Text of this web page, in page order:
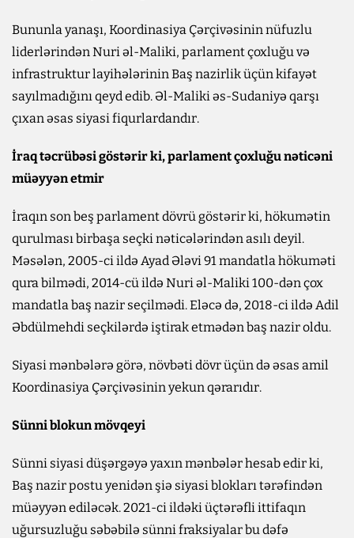
Bununla yanaşı, Koordinasiya Çərçivəsinin nüfuzlu
liderlərindən Nuri əl-Maliki, parlament çoxluğu və
infrastruktur layihələrinin Baş nazirlik üçün kifayət
sayılmadığını qeyd edib. Əl-Maliki əs-Sudaniyə qarşı
çıxan əsas siyasi fiqurlardandır.
İraq təcrübəsi göstərir ki, parlament çoxluğu nəticəni
müəyyən etmir
İraqın son beş parlament dövrü göstərir ki, hökumətin
qurulması birbaşa seçki nəticələrindən asılı deyil.
Məsələn, 2005-ci ildə Ayad Ələvi 91 mandatla hökuməti
qura bilmədi, 2014-cü ildə Nuri əl-Maliki 100-dən çox
mandatla baş nazir seçilmədi. Eləcə də, 2018-ci ildə Adil
Əbdülmehdi seçkilərdə iştirak etmədən baş nazir oldu.
Siyasi mənbələrə görə, növbəti dövr üçün də əsas amil
Koordinasiya Çərçivəsinin yekun qərarıdır.
Sünni blokun mövqeyi
Sünni siyasi düşərgəyə yaxın mənbələr hesab edir ki,
Baş nazir postu yenidən şiə siyasi blokları tərəfindən
müəyyən ediləcək. 2021-ci ildəki üçtərəfli ittifaqın
uğursuzluğu səbəbilə sünni fraksiyalar bu dəfə